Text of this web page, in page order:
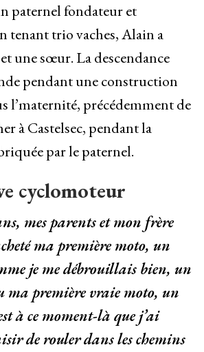
paternel fondateur et
tenant trio vaches, Alain a
une sœur. La descendance
pendant une construction
l’maternité, précédemment de
à Castelsec, pendant la
par le paternel.
cyclomoteur
mes parents et mon frère
ma première moto, un
je me débrouillais bien, un
ma première vraie moto, un
à ce moment-là que j’ai
de rouler dans les chemins